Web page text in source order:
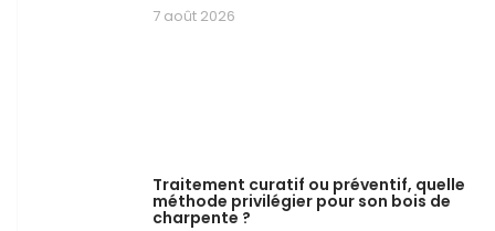
7 août 2026
Traitement curatif ou préventif, quelle
méthode privilégier pour son bois de
charpente ?